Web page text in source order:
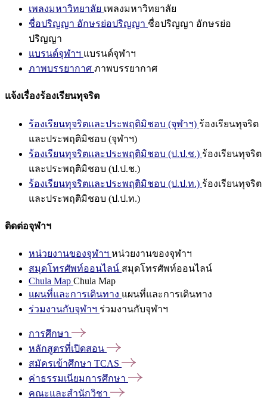
เพลงมหาวิทยาลัย เพลงมหาวิทยาลัย
ชื่อปริญญา อักษรย่อปริญญา ชื่อปริญญา อักษรย่อ
ปริญญา
แบรนด์จุฬาฯ แบรนด์จุฬาฯ
ภาพบรรยากาศ ภาพบรรยากาศ
แจ้งเรื่องร้องเรียนทุจริต
ร้องเรียนทุจริตและประพฤติมิชอบ (จุฬาฯ) ร้องเรียนทุจริต
และประพฤติมิชอบ (จุฬาฯ)
ร้องเรียนทุจริตและประพฤติมิชอบ (ป.ป.ช.) ร้องเรียนทุจริต
และประพฤติมิชอบ (ป.ป.ช.)
ร้องเรียนทุจริตและประพฤติมิชอบ (ป.ป.ท.) ร้องเรียนทุจริต
และประพฤติมิชอบ (ป.ป.ท.)
ติดต่อจุฬาฯ
หน่วยงานของจุฬาฯ หน่วยงานของจุฬาฯ
สมุดโทรศัพท์ออนไลน์ สมุดโทรศัพท์ออนไลน์
Chula Map Chula Map
แผนที่และการเดินทาง แผนที่และการเดินทาง
ร่วมงานกับจุฬาฯ ร่วมงานกับจุฬาฯ
การศึกษา
หลักสูตรที่เปิดสอน
สมัครเข้าศึกษา TCAS
ค่าธรรมเนียมการศึกษา
คณะและสำนักวิชา